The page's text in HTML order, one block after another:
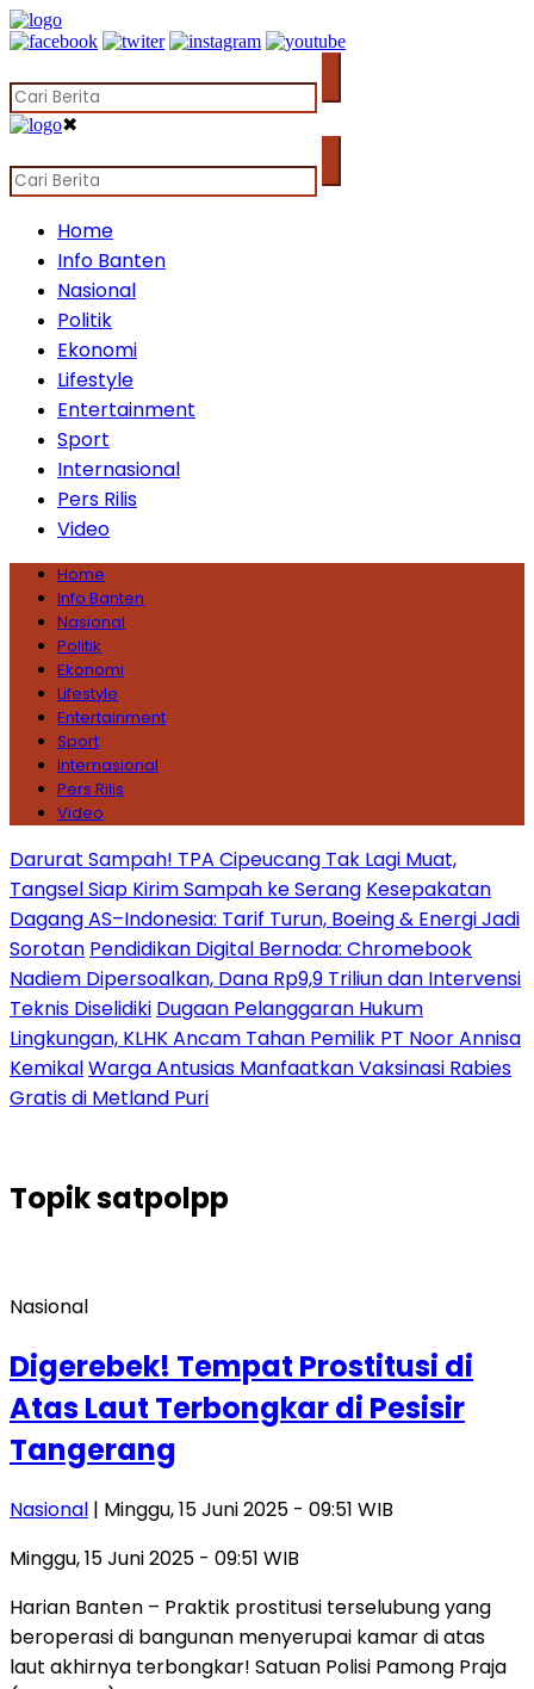
✖
Home
Info Banten
Nasional
Politik
Ekonomi
Lifestyle
Entertainment
Sport
Internasional
Pers Rilis
Video
Home
Info Banten
Nasional
Politik
Ekonomi
Lifestyle
Entertainment
Sport
Internasional
Pers Rilis
Video
Darurat Sampah! TPA Cipeucang Tak Lagi Muat,
Tangsel Siap Kirim Sampah ke Serang Kesepakatan
Dagang AS–Indonesia: Tarif Turun, Boeing & Energi Jadi
Sorotan Pendidikan Digital Bernoda: Chromebook
Nadiem Dipersoalkan, Dana Rp9,9 Triliun dan Intervensi
Teknis Diselidiki Dugaan Pelanggaran Hukum
Lingkungan, KLHK Ancam Tahan Pemilik PT Noor Annisa
KemikalWarga Antusias Manfaatkan Vaksinasi Rabies
Gratis di Metland Puri
Topiksatpolpp
Nasional
Digerebek! Tempat Prostitusi di
Atas Laut Terbongkar di Pesisir
Tangerang
Nasional | Minggu, 15 Juni 2025 - 09:51 WIB
Minggu, 15 Juni 2025 - 09:51 WIB
Harian Banten – Praktik prostitusi terselubung yang
beroperasi di bangunan menyerupai kamar di atas
laut akhirnya terbongkar! Satuan Polisi Pamong Praja